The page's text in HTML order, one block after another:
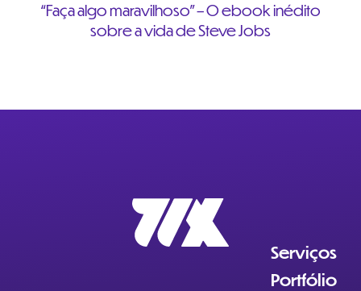
“Faça algo maravilhoso” – O ebook inédito
sobre a vida de Steve Jobs
Serviços
Portfólio